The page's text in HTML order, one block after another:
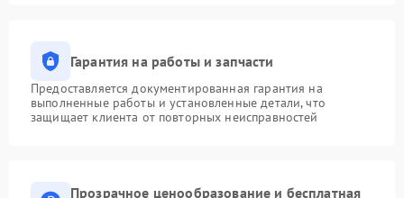
Гарантия на работы и запчасти
Предоставляется документированная гарантия на
выполненные работы и установленные детали, что
защищает клиента от повторных неисправностей
Прозрачное ценообразование и бесплатная